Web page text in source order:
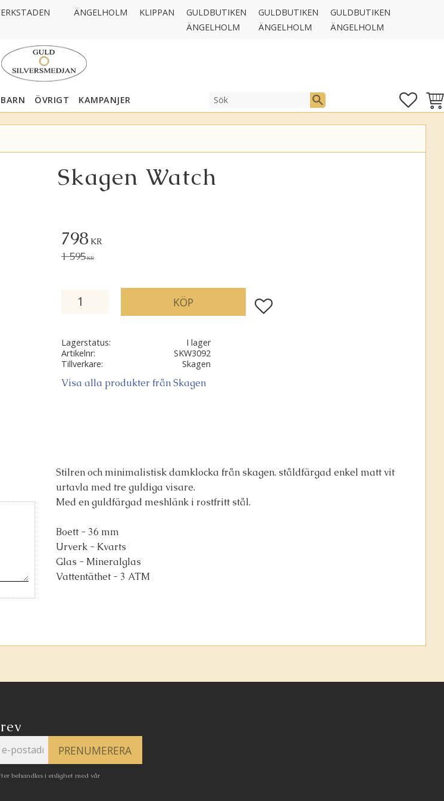
ÄNGELHOLM KLIPPAN
GULDBUTIKEN
ÄNGELHOLM
GULDBUTIKEN
ÄNGELHOLM
GULDBUTIKEN
ÄNGELHOLM
BARN ÖVRIGT KAMPANJER
Skagen Watch
Nedsatt pris:
798KR
Ordinarie pris:
1 595KR
KÖP Lägg till i favoriter
Lagerstatus
I lager
Artikelnr
SKW3092
Tillverkare
Skagen
Visa alla produkter från Skagen
Stilren och minimalistisk damklocka från skagen. ståldfärgad enkel matt vit
urtavla med tre guldiga visare.
Med en guldfärgad meshlänk i rostfritt stål.
Boett - 36 mm
Urverk - Kvarts
Glas - Mineralglas
Vattentäthet - 3 ATM
PRENUMERERA
behandlas i enlighet med vår